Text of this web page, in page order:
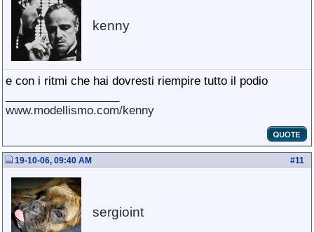
kenny
e con i ritmi che hai dovresti riempire tutto il podio
www.modellismo.com/kenny
#11
19-10-06, 09:40 AM
sergioint